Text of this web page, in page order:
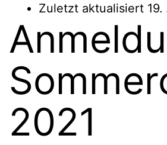
Zuletzt aktualisiert
2021